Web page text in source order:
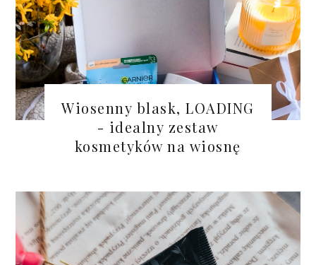
Wiosenny blask, LOADING
- idealny zestaw
kosmetyków na wiosnę